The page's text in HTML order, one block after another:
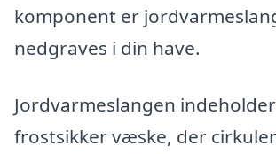
komponent er
nedgraves i din have.
Jordvarmeslangen
frostsikker væske, der